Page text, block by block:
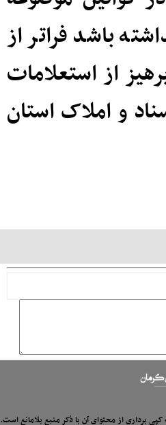
باشد فراتر از
از استعلامات
و املاک استان
برداری از محتوای آن با ذکر منبع بلامانع است.